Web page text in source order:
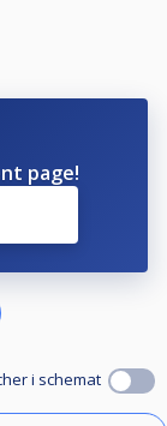
page!
i schemat